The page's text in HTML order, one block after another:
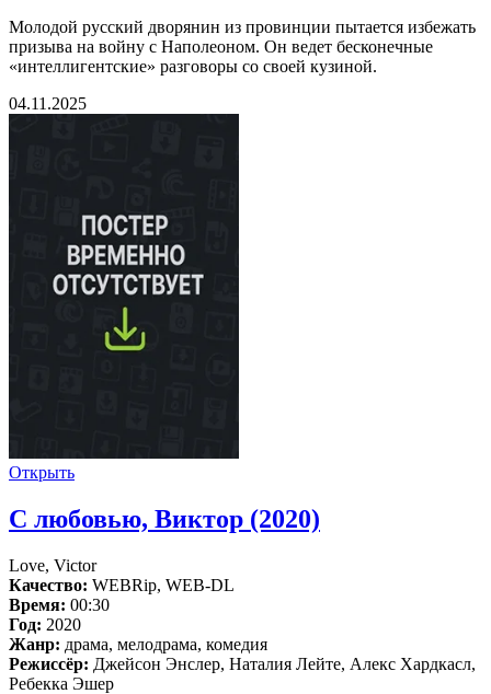
Молодой русский дворянин из провинции пытается избежать
призыва на войну с Наполеоном. Он ведет бесконечные
«интеллигентские» разговоры со своей кузиной.
04.11.2025
Открыть
С любовью, Виктор (2020)
Love, Victor
Качество: WEBRip, WEB-DL
Время: 00:30
Год: 2020
Жанр: драма, мелодрама, комедия
Режиссёр: Джейсон Энслер, Наталия Лейте, Алекс Хардкасл,
Ребекка Эшер